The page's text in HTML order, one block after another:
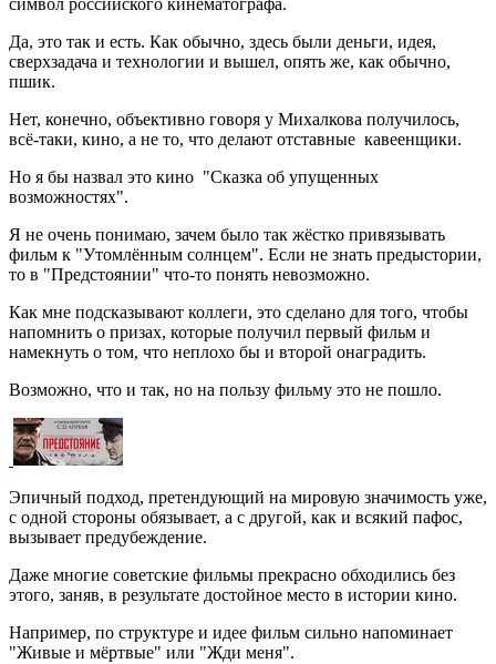
символ российского кинематографа.
Да, это так и есть. Как обычно, здесь были деньги, идея,
сверхзадача и технологии и вышел, опять же, как обычно,
пшик.
Нет, конечно, объективно говоря у Михалкова получилось,
всё-таки, кино, а не то, что делают отставные кавеенщики.
Но я бы назвал это кино "Сказка об упущенных
возможностях".
Я не очень понимаю, зачем было так жёстко привязывать
фильм к "Утомлённым солнцем". Если не знать предыстории,
то в "Предстоянии" что-то понять невозможно.
Как мне подсказывают коллеги, это сделано для того, чтобы
напомнить о призах, которые получил первый фильм и
намекнуть о том, что неплохо бы и второй онаградить.
Возможно, что и так, но на пользу фильму это не пошло.
Эпичный подход, претендующий на мировую значимость уже,
с одной стороны обязывает, а с другой, как и всякий пафос,
вызывает предубеждение.
Даже многие советские фильмы прекрасно обходились без
этого, заняв, в результате достойное место в истории кино.
Например, по структуре и идее фильм сильно напоминает
"Живые и мёртвые" или "Жди меня".